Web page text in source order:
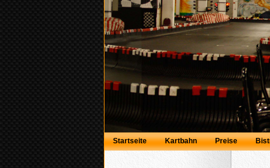
Startseite Kartbahn Preise